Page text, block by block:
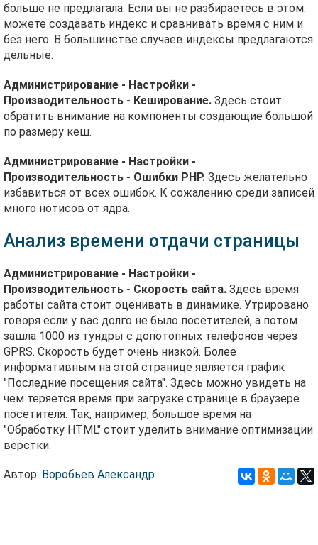
больше не предлагала. Если вы не разбираетесь в этом:
можете создавать индекс и сравнивать время с ним и
без него. В большинстве случаев индексы предлагаются
дельные.
Администрирование - Настройки -
Производительность - Кеширование. Здесь стоит
обратить внимание на компоненты создающие большой
по размеру кеш.
Администрирование - Настройки -
Производительность - Ошибки PHP. Здесь желательно
избавиться от всех ошибок. К сожалению среди записей
много нотисов от ядра.
Анализ времени отдачи страницы
Администрирование - Настройки -
Производительность - Скорость сайта. Здесь время
работы сайта стоит оценивать в динамике. Утрировано
говоря если у вас долго не было посетителей, а потом
зашла 1000 из тундры с допотопных телефонов через
GPRS. Скорость будет очень низкой. Более
информативным на этой странице является график
"Последние посещения сайта". Здесь можно увидеть на
чем теряется время при загрузке странице в браузере
посетителя. Так, например, большое время на
"Обработку HTML" стоит уделить внимание оптимизации
верстки.
Автор: Воробьев Александр